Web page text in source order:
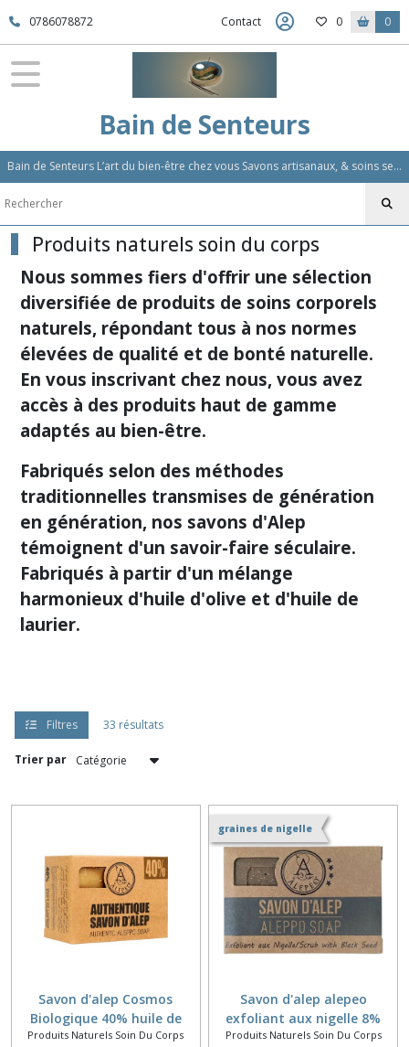
0786078872 Contact 0 0
Bain de Senteurs
Bain de Senteurs L’art du bien-être chez vous Savons artisanaux, & soins sensoriels, Aromathérapie et Parfums d'Ambiance,Soin Des Cheveux
Produits naturels soin du corps
Nous sommes fiers d'offrir une sélection
diversifiée de produits de soins corporels
naturels, répondant tous à nos normes
élevées de qualité et de bonté naturelle.
En vous inscrivant chez nous, vous avez
accès à des produits haut de gamme
adaptés au bien-être.
Fabriqués selon des méthodes
traditionnelles transmises de génération
en génération, nos savons d'Alep
témoignent d'un savoir-faire séculaire.
Fabriqués à partir d'un mélange
harmonieux d'huile d'olive et d'huile de
laurier.
Filtres 33 résultats
Trier par
Savon d'alep Cosmos
Biologique 40% huile de
laurier 200g
Produits Naturels Soin Du Corps
graines de nigelle
Savon d'alep alepeo
exfoliant aux nigelle 8%
100g
Produits Naturels Soin Du Corps
Fermer
FILTRES
Produits
naturels
du
corps
(33)
Afficher
les
résultats